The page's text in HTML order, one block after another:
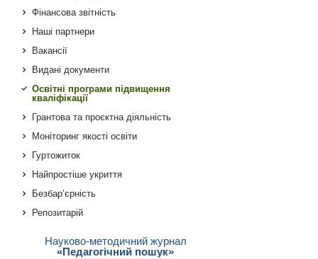
Фінансова звітність
Наші партнери
Вакансії
Видані документи
Освітні програми підвищення
кваліфікації
Грантова та проєктна діяльність
Моніторинг якості освіти
Гуртожиток
Найпростіше укриття
Безбар’єрність
Репозитарій
Науково-методичний журнал
«Педагогічний пошук»